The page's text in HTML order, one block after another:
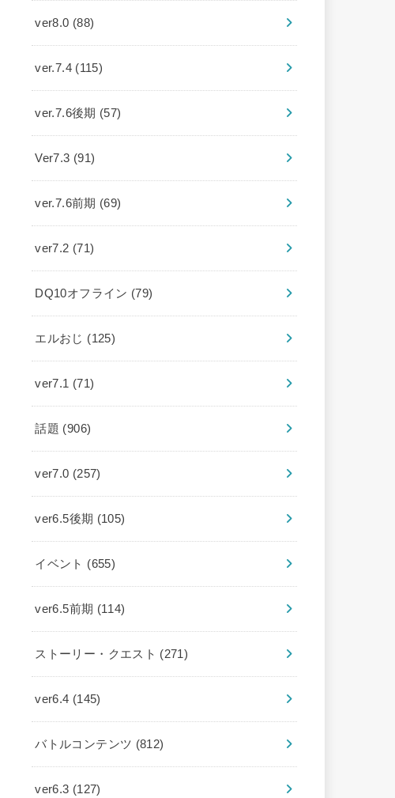
ver8.0 (88)
ver.7.4 (115)
ver.7.6後期 (57)
Ver7.3 (91)
ver.7.6前期 (69)
ver7.2 (71)
DQ10オフライン (79)
エルおじ (125)
ver7.1 (71)
話題 (906)
ver7.0 (257)
ver6.5後期 (105)
イベント (655)
ver6.5前期 (114)
ストーリー・クエスト (271)
ver6.4 (145)
バトルコンテンツ (812)
ver6.3 (127)